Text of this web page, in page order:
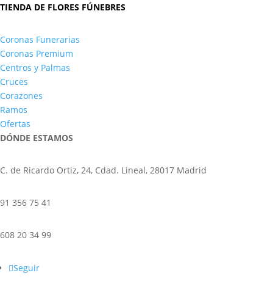
TIENDA DE FLORES FÚNEBRES
Coronas Funerarias
Coronas Premium
Centros y Palmas
Cruces
Corazones
Ramos
Ofertas
DÓNDE ESTAMOS
C. de Ricardo Ortiz, 24, Cdad. Lineal, 28017 Madrid
91 356 75 41
608 20 34 99
Seguir